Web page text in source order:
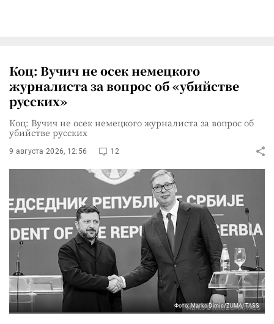
Коц: Вучич не осек немецкого
журналиста за вопрос об «убийстве
русских»
Коц: Вучич не осек немецкого журналиста за вопрос об
убийстве русских
9 августа 2026, 12:56 12
Фото: Marko Dimic/ZUMA/TASS